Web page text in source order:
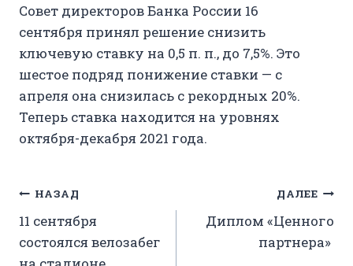
Совет директоров Банка России 16
сентября принял решение снизить
ключевую ставку на 0,5 п. п., до 7,5%. Это
шестое подряд понижение ставки — с
апреля она снизилась с рекордных 20%.
Теперь ставка находится на уровнях
октября-декабря 2021 года.
Навигация
по
НАЗАД
11 сентября
состоялся велозабег
ДАЛЕЕ
Диплом «Ценного
партнера»